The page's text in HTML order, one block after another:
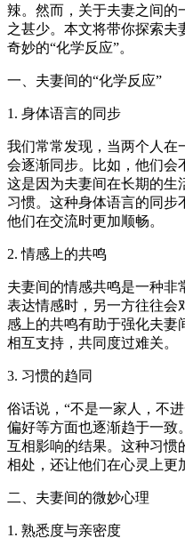
辣。然而，关于夫妻之间的
之甚少。本文将带你探索夫
奇妙的“化学反应”。
一、夫妻间的“化学反应”
1. 身体语言的同步
我们常常发现，当两个人在
会逐渐同步。比如，他们会
这是因为夫妻间在长期的生
习惯。这种身体语言的同步
他们在交流时更加顺畅。
2. 情感上的共鸣
夫妻间的情感共鸣是一种非
表达情感时，另一方往往会
感上的共鸣有助于强化夫妻
相互支持，共同度过难关。
3. 习惯的趋同
俗话说，“不是一家人，不
偏好等方面也逐渐趋于一致
互相影响的结果。这种习惯
相处，还让他们在心灵上更
二、夫妻间的微妙心理
1. 熟悉度与亲密度